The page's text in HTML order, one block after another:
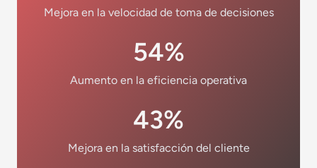
Mejora en la velocidad de toma de decisiones
54%
Aumento en la eficiencia operativa
43%
Mejora en la satisfacción del cliente